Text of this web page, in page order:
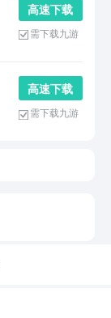
高 速 下 载
需下载九游
高 速 下 载
需下载九游